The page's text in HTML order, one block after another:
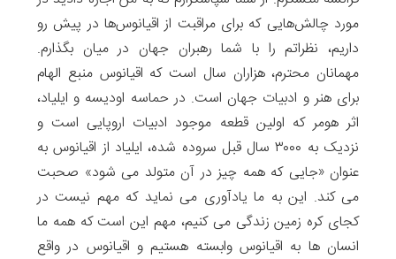
مورد چالش‌هایی که برای مراقبت از اقیانوس‌ها در پیش رو
داریم، نظراتم را با شما رهبران جهان در میان بگذارم.
مهمانان محترم، هزاران سال است که اقیانوس منبع الهام
برای هنر و ادبیات جهان است. در حماسه اودیسه و ایلیاد،
اثر هومر که اولین قطعه موجود ادبیات اروپایی است و
نزدیک به ۳۰۰۰ سال قبل سروده شده، ایلیاد از اقیانوس به
عنوان «جایی که همه چیز در آن متولد می شود» صحبت
می کند. این به ما یادآوری می نماید که مهم نیست در
کجای کره زمین زندگی می کنیم، مهم این است که همه ما
انسان ها به اقیانوس وابسته هستیم و اقیانوس در واقع